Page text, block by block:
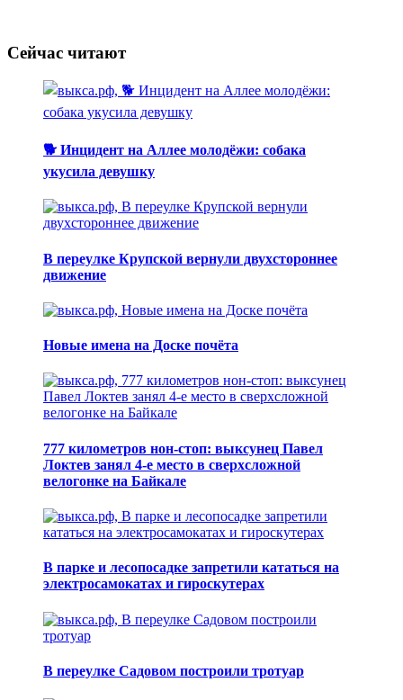
Сейчас читают
🐕 Инцидент на Аллее молодёжи: собака
укусила девушку
В переулке Крупской вернули двухстороннее
движение
Новые имена на Доске почёта
777 километров нон-стоп: выксунец Павел
Локтев занял 4-е место в сверхсложной
велогонке на Байкале
В парке и лесопосадке запретили кататься на
электросамокатах и гироскутерах
В переулке Садовом построили тротуар